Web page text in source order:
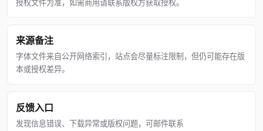
授权文件为准，如需商用请联系版权方获取授权。
来源备注
字体文件来自公开网络索引，站点会尽量标注限制，但仍可能存在版
本或授权差异。
反馈入口
发现信息错误、下载异常或版权问题，可邮件联系